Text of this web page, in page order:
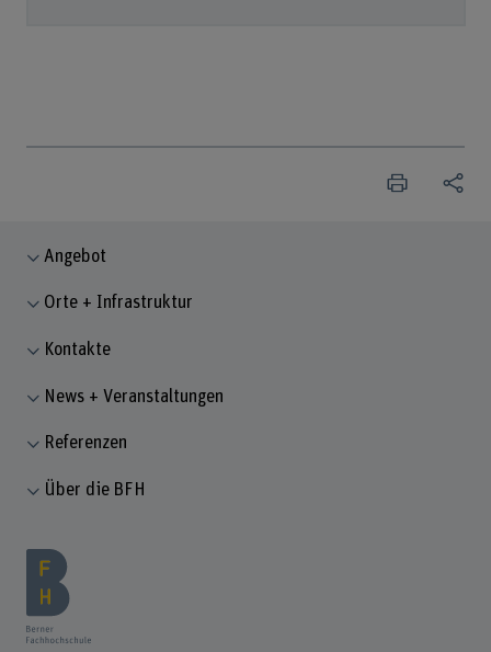
Angebot
Orte + Infrastruktur
Kontakte
News + Veranstaltungen
Referenzen
Über die BFH